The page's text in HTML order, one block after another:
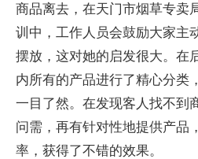
商品离去，在天门市烟草专卖
训中，工作人员会鼓励大家主
摆放，这对她的启发很大。在
内所有的产品进行了精心分类
一目了然。在发现客人找不到
问需，再有针对性地提供产品
率，获得了不错的效果。